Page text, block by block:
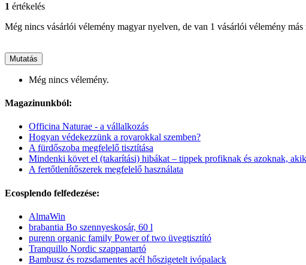
1 értékelés
Még nincs vásárlói vélemény magyar nyelven, de van 1 vásárlói vélemény más
Mutatás
Még nincs vélemény.
Magazinunkból:
Officina Naturae - a vállalkozás
Hogyan védekezzünk a rovarokkal szemben?
A fürdőszoba megfelelő tisztítása
Mindenki követ el (takarítási) hibákat – tippek profiknak és azoknak,
A fertőtlenítőszerek megfelelő használata
Ecosplendo felfedezése:
AlmaWin
brabantia Bo szennyeskosár, 60 l
purenn organic family Power of two üvegtisztító
Tranquillo Nordic szappantartó
Bambusz és rozsdamentes acél hőszigetelt ivópalack